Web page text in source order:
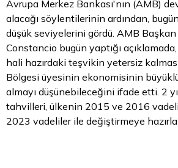
Avrupa Merkez Bankası'nın (AMB)
alacağı söylentilerinin ardından,
düşük seviyelerini gördü. AMB Başkan
Constancio bugün yaptığı
hali hazırdaki teşvikin yetersiz
Bölgesi üyesinin ekonomisinin
almayı düşünebileceğini ifade etti. 2
tahvilleri, ülkenin 2015 ve 2016
2023 vadeliler ile değiştirmeye